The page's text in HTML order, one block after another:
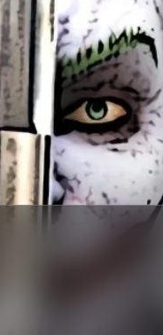
王权与自由